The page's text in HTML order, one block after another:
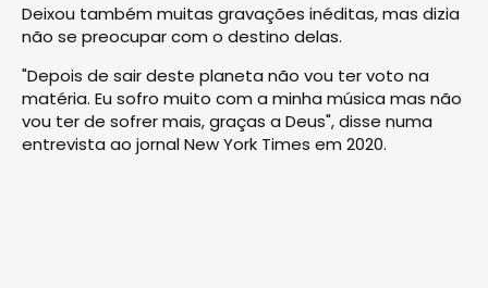
Deixou também muitas gravações inéditas, mas dizia
não se preocupar com o destino delas.
"Depois de sair deste planeta não vou ter voto na
matéria. Eu sofro muito com a minha música mas não
vou ter de sofrer mais, graças a Deus", disse numa
entrevista ao jornal New York Times em 2020.